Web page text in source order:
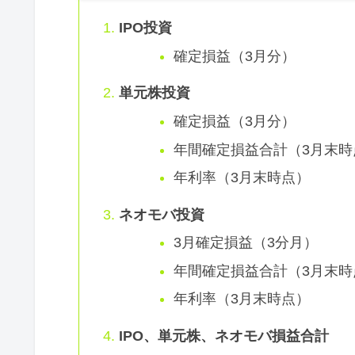
IPO投資
確定損益（3月分）
単元株投資
確定損益（3月分）
年間確定損益合計（3月末時
年利率（3月末時点）
ネオモバ投資
3月確定損益（3分月）
年間確定損益合計（3月末時
年利率（3月末時点）
IPO、単元株、ネオモバ損益合計